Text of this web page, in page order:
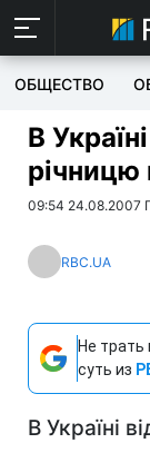
ОБЩЕСТВО
В
річницю
09:54 24.08.2007
RBC.UA
Не трать
суть из
В Україні